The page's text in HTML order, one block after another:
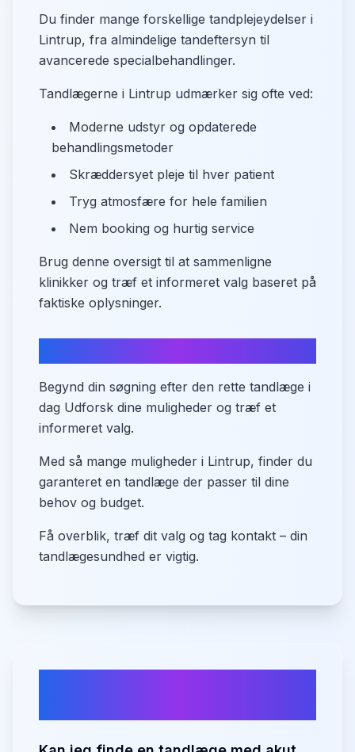
Du finder mange forskellige tandplejeydelser i
Lintrup, fra almindelige tandeftersyn til
avancerede specialbehandlinger.
Tandlægerne i Lintrup udmærker sig ofte ved:
Moderne udstyr og opdaterede
behandlingsmetoder
Skræddersyet pleje til hver patient
Tryg atmosfære for hele familien
Nem booking og hurtig service
Brug denne oversigt til at sammenligne
klinikker og træf et informeret valg baseret på
faktiske oplysninger.
Begynd din søgning efter den rette tandlæge i
dag Udforsk dine muligheder og træf et
informeret valg.
Med så mange muligheder i Lintrup, finder du
garanteret en tandlæge der passer til dine
behov og budget.
Få overblik, træf dit valg og tag kontakt – din
tandlægesundhed er vigtig.